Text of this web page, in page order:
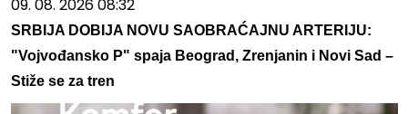
09. 08. 2026 08:32
SRBIJA DOBIJA NOVU SAOBRAĆAJNU ARTERIJU:
"Vojvođansko P" spaja Beograd, Zrenjanin i Novi Sad –
Stiže se za tren